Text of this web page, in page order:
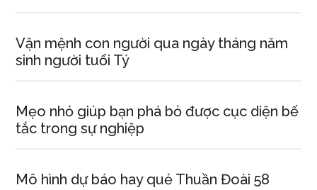
phần
4
Vận mệnh con người qua ngày tháng năm
sinh người tuổi Tý
Mẹo nhỏ giúp bạn phá bỏ được cục diện bế
tắc trong sự nghiệp
Mô hình dự báo hay quẻ Thuần Đoài 58